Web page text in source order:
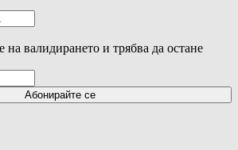
на валидирането и трябва да остане